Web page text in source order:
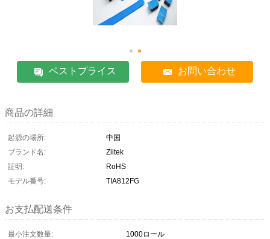
ベストプライス お問い合わせ
商品の詳細
起源の場所:
中国
ブランド名:
Ziitek
証明:
RoHS
モデル番号:
TIA812FG
お支払配送条件
最小注文数量:
1000ロール